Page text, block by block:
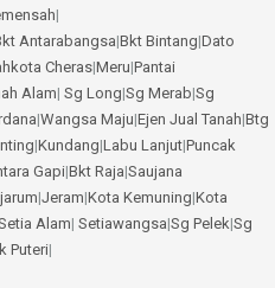
|
Antarabangsa|Bkt Bintang|Dato
Cheras|Meru|Pantai
Alam| Sg Long|Sg Merab|Sg
|Wangsa Maju|Ejen Jual Tanah|Btg
|Kundang|Labu Lanjut|Puncak
Gapi|Bkt Raja|Saujana
|Jeram|Kota Kemuning|Kota
Alam| Setiawangsa|Sg Pelek|Sg
Puteri|